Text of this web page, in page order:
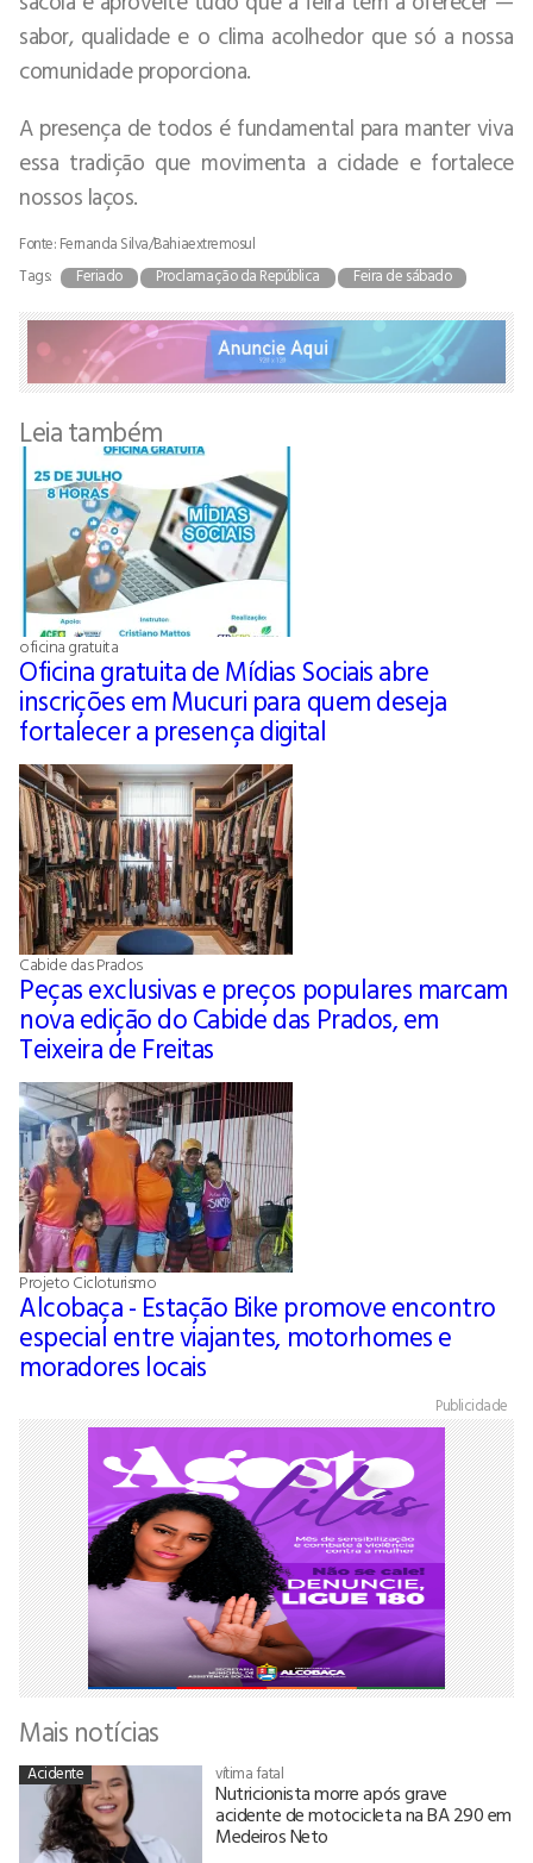
sabor, qualidade e o clima acolhedor que só a nossa
comunidade proporciona.
A presença de todos é fundamental para manter viva
essa tradição que movimenta a cidade e fortalece
nossos laços.
Fonte: Fernanda Silva/Bahiaextremosul
Tags:
Feriado Proclamação da República Feira de sábado
Leia também
oficina gratuita
Oficina gratuita de Mídias Sociais abre
inscrições em Mucuri para quem deseja
fortalecer a presença digital
Cabide das Prados
Peças exclusivas e preços populares marcam
nova edição do Cabide das Prados, em
Teixeira de Freitas
Projeto Cicloturismo
Alcobaça - Estação Bike promove encontro
especial entre viajantes, motorhomes e
moradores locais
Publicidade
Mais notícias
Acidente vítima fatal
Nutricionista morre após grave
acidente de motocicleta na BA 290 em
Medeiros Neto